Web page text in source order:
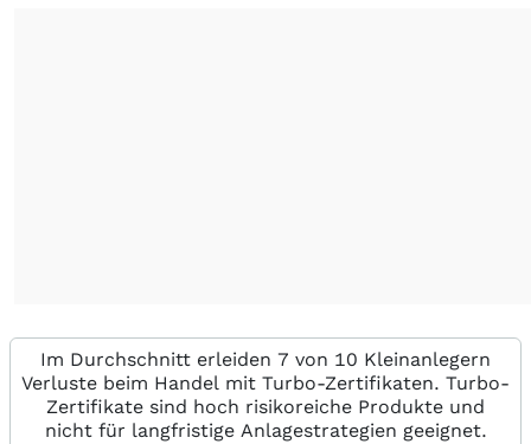
Im Durchschnitt erleiden 7 von 10 Kleinanlegern
Verluste beim Handel mit Turbo-Zertifikaten. Turbo-
Zertifikate sind hoch risikoreiche Produkte und
nicht für langfristige Anlagestrategien geeignet.